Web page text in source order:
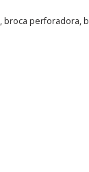
,broca perforadora,